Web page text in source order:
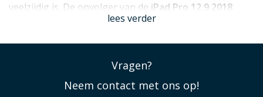
veelzijdig is. De opvolger van de iPad Pro 12.9 2018
behoudt vrijwel hetzelfde design, maar werd onder de
het eerst een camera met twee lenzen én een zeer
geavanceerde LiDAR scanner te vinden is.
lees verder
Vragen?
Neem contact met ons op!